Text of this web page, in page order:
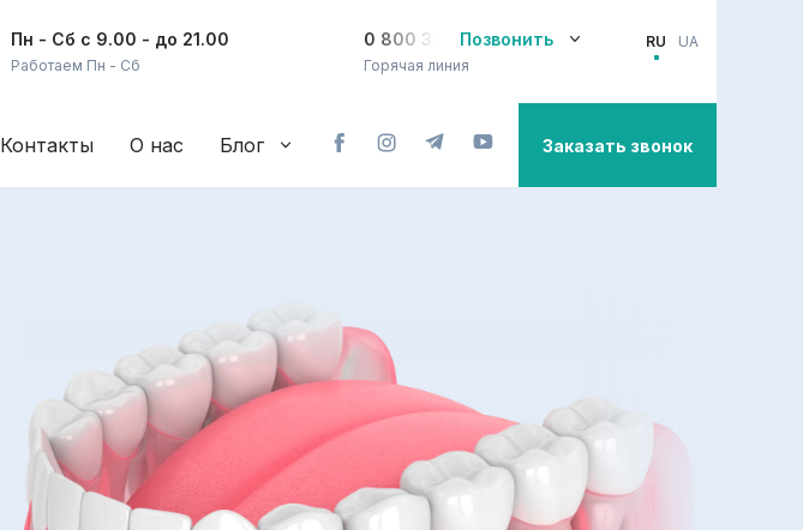
Пн - Сб с 9.00 - до 21.00
Работаем Пн - Сб
0 800 33-08-12Позвонить
Горячая линия
RU UA
Контакты О нас Блог Заказать звонок